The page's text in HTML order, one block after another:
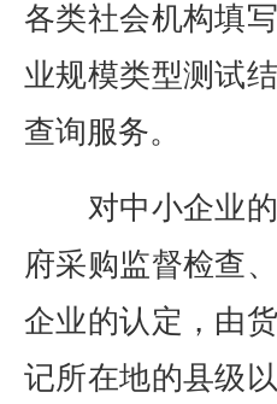
各类社会机构填
业规模类型测试
查询服务。
对中小企业的
府采购监督检查
企业的认定，由
记所在地的县级